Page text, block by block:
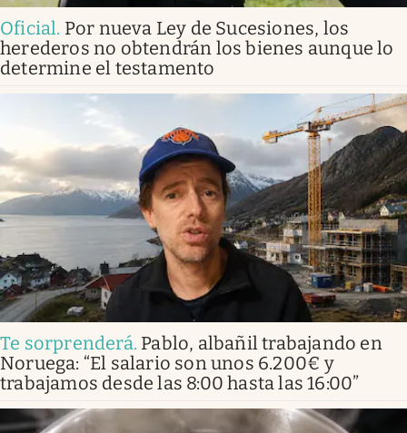
Oficial. Por nueva Ley de Sucesiones, los
herederos no obtendrán los bienes aunque lo
determine el testamento
Te sorprenderá. Pablo, albañil trabajando en
Noruega: “El salario son unos 6.200€ y
trabajamos desde las 8:00 hasta las 16:00”